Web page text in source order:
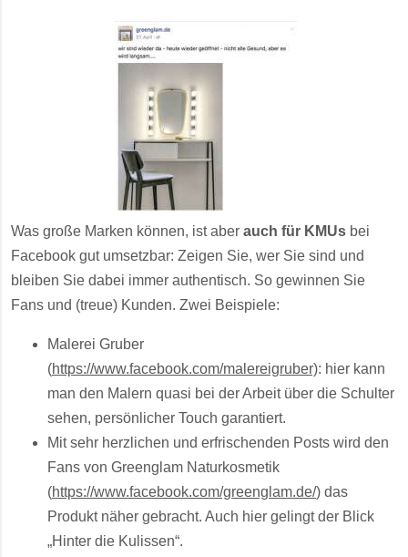
Was große Marken können, ist aber auch für KMUs bei
Facebook gut umsetzbar: Zeigen Sie, wer Sie sind und
bleiben Sie dabei immer authentisch. So gewinnen Sie
Fans und (treue) Kunden. Zwei Beispiele:
Malerei Gruber
(https://www.facebook.com/malereigruber): hier kann
man den Malern quasi bei der Arbeit über die Schulter
sehen, persönlicher Touch garantiert.
Mit sehr herzlichen und erfrischenden Posts wird den
Fans von Greenglam Naturkosmetik
(https://www.facebook.com/greenglam.de/) das
Produkt näher gebracht. Auch hier gelingt der Blick
„Hinter die Kulissen“.